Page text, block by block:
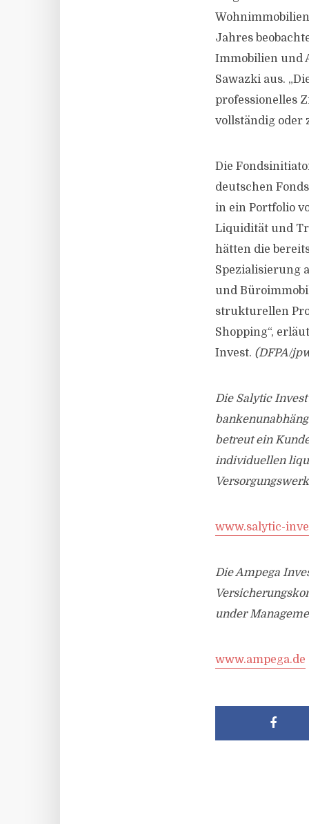
Jahres
Immobilien und
Sawazki aus.
professionelles
vollständig oder
Die
deutschen
in ein Portfolio
Liquidität und
hätten die
Spezialisierung
und
strukturellen
Shopping“,
Invest. (DFPA/
Die Salytic
betreut ein
individuellen
www.salytic-
Die Ampega
under
www.ampega.de